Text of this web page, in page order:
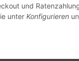
und
unter Konfigurieren